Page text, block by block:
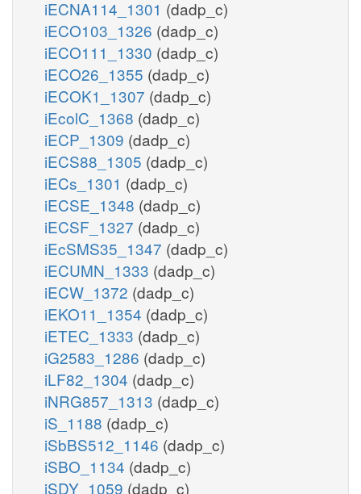
iECNA114_1301 (dadp_c)
iECO103_1326 (dadp_c)
iECO111_1330 (dadp_c)
iECO26_1355 (dadp_c)
iECOK1_1307 (dadp_c)
iEcolC_1368 (dadp_c)
iECP_1309 (dadp_c)
iECS88_1305 (dadp_c)
iECs_1301 (dadp_c)
iECSE_1348 (dadp_c)
iECSF_1327 (dadp_c)
iEcSMS35_1347 (dadp_c)
iECUMN_1333 (dadp_c)
iECW_1372 (dadp_c)
iEKO11_1354 (dadp_c)
iETEC_1333 (dadp_c)
iG2583_1286 (dadp_c)
iLF82_1304 (dadp_c)
iNRG857_1313 (dadp_c)
iS_1188 (dadp_c)
iSbBS512_1146 (dadp_c)
iSBO_1134 (dadp_c)
iSDY_1059 (dadp_c)